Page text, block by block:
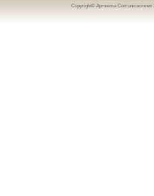
Copyright© Aproxima Comunicaciones